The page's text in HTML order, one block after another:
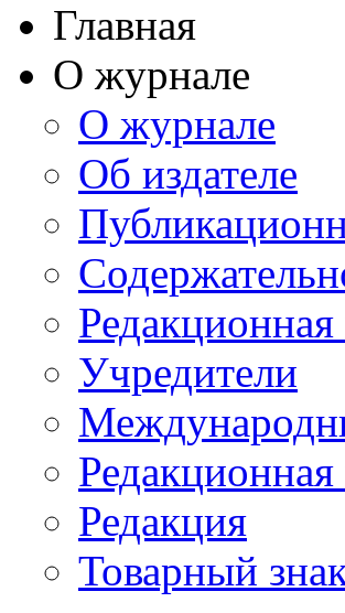
Главная
О журнале
О журнале
Об издателе
Учредители
Редакционная
Редакция
Товарный